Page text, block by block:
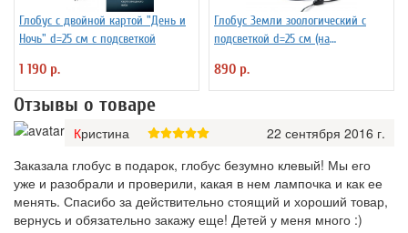
Глобус с двойной картой "День и
Ночь" d=25 см с подсветкой
1 190 р.
Глобус Земли зоологический с
подсветкой d=25 см (на
890 р.
Отзывы о товаре
Кристина
22 сентября 2016 г.
Заказала глобус в подарок, глобус безумно клевый! Мы его
уже и разобрали и проверили, какая в нем лампочка и как ее
менять. Спасибо за действительно стоящий и хороший товар,
вернусь и обязательно закажу еще! Детей у меня много :)